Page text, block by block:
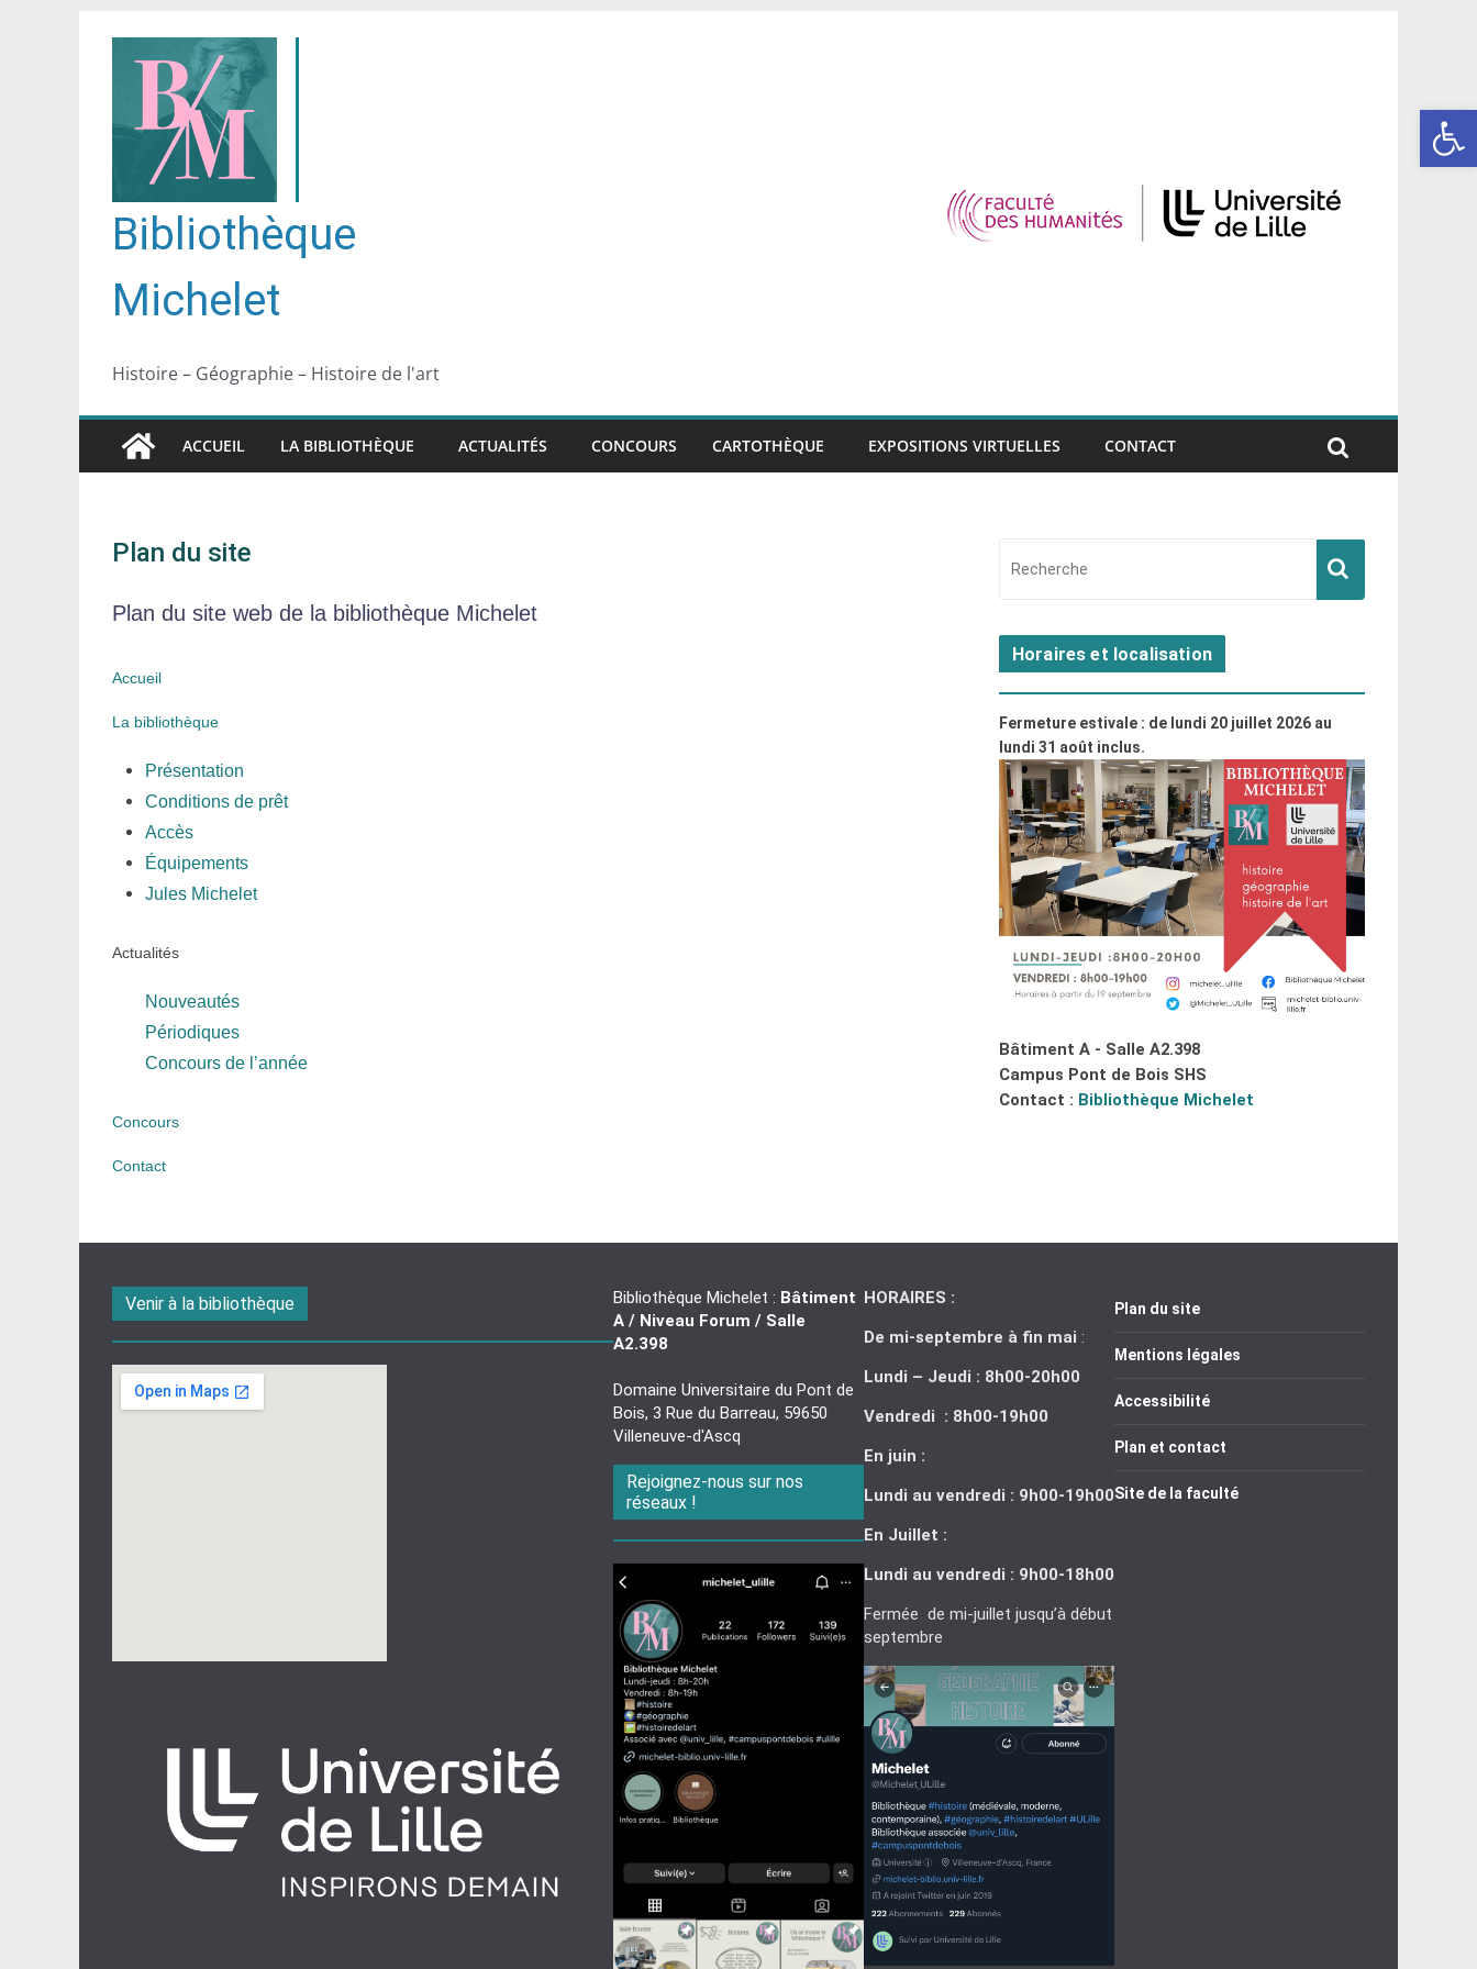
Ouvrir la barre d’outils
Bibliothèque
Michelet
Histoire – Géographie – Histoire de l'art
ACCUEIL LA BIBLIOTHÈQUE ACTUALITÉS CONCOURS CARTOTHÈQUE EXPOSITIONS VIRTUELLES CONTACT
Plan du site
Plan du site web de la bibliothèque Michelet
Accueil
La bibliothèque
Présentation
Conditions de prêt
Accès
Équipements
Jules Michelet
Actualités
Nouveautés
Périodiques
Concours de l’année
Concours
Contact
Horaires et localisation
Fermeture estivale : de lundi 20 juillet 2026 au
lundi 31 août inclus.
Bâtiment A - Salle A2.398
Campus Pont de Bois SHS
Contact : Bibliothèque Michelet
Venir à la bibliothèque Bibliothèque Michelet : Bâtiment
A / Niveau Forum / Salle
A2.398
Domaine Universitaire du Pont de
Bois, 3 Rue du Barreau, 59650
Villeneuve-d'Ascq
Rejoignez-nous sur nos
réseaux !
HORAIRES :
De mi-septembre à fin mai :
Lundi – Jeudi : 8h00-20h00
Vendredi : 8h00-19h00
En juin :
Lundi au vendredi : 9h00-19h00
En Juillet :
Lundi au vendredi : 9h00-18h00
Fermée de mi-juillet jusqu’à début
septembre
Plan du site
Mentions légales
Accessibilité
Plan et contact
Site de la faculté